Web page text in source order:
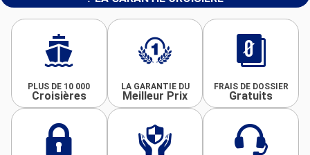
PLUS DE 10 000
Croisières
LA GARANTIE DU
Meilleur Prix
FRAIS DE DOSSIER
Gratuits